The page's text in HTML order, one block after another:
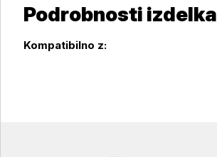
Podrobnosti izdelka
Podrobnosti izdelka
Kompatibilno z: